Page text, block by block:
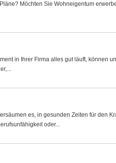
Möchten Sie Wohneigentum
in Ihrer Firma alles gut läuft, können
es, in gesunden Zeiten für den
oder...